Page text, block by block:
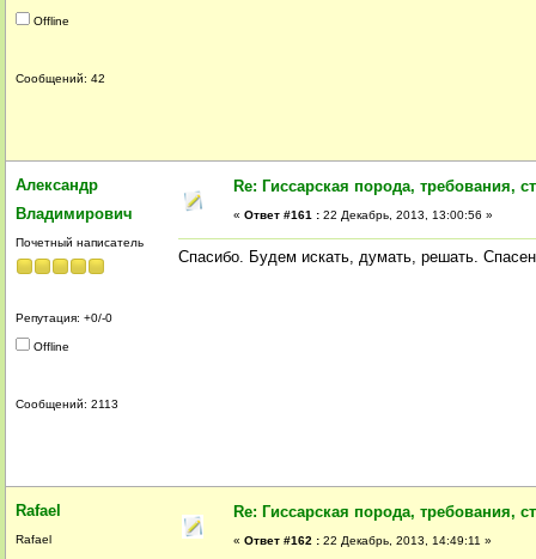
Offline
Сообщений: 42
Александр
Владимирович
Почетный написатель
Репутация: +0/-0
Offline
Сообщений: 2113
Re: Гиссарская порода, требования,
« Ответ #161 : 22 Декабрь, 2013, 13:00:56 »
Спасибо. Будем искать, думать, решать.
Rafael
Rafael
Re: Гиссарская порода, требования,
« Ответ #162 : 22 Декабрь, 2013, 14:49:11 »